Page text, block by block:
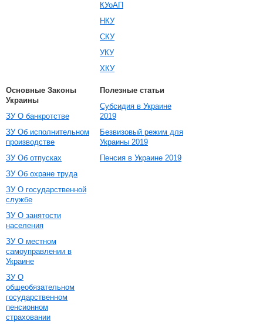
КУоАП
НКУ
СКУ
УКУ
ХКУ
Основные Законы
Украины
ЗУ О банкротстве
ЗУ Об исполнительном
производстве
ЗУ Об отпусках
ЗУ Об охране труда
ЗУ О государственной
службе
ЗУ О занятости
населения
ЗУ О местном
самоуправлении в
Украине
ЗУ О
общеобязательном
государственном
пенсионном
страховании
Полезные статьи
Субсидия в Украине
2019
Безвизовый режим для
Украины 2019
Пенсия в Украине 2019